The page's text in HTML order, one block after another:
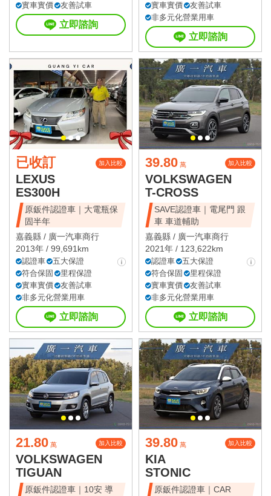
實車實價
友善試車
立即諮詢
實車實價
友善試車
非多元化營業用車
立即諮詢
已收訂 加入比較
LEXUS
ES300H
原鈑件認證車｜大電瓶保
固半年
嘉義縣 / 廣一汽車商行
2013年 / 99,691km
認證車
五大保證
符合保固
里程保證
實車實價
友善試車
非多元化營業用車
立即諮詢
39.80 萬 加入比較
VOLKSWAGEN
T-CROSS
SAVE認證車｜電尾門 跟
車 車道輔助
嘉義縣 / 廣一汽車商行
2021年 / 123,622km
認證車
五大保證
符合保固
里程保證
實車實價
友善試車
非多元化營業用車
立即諮詢
21.80 萬 加入比較
VOLKSWAGEN
TIGUAN
原鈑件認證車｜10安 導
39.80 萬 加入比較
KIA
STONIC
原鈑件認證車｜CAR